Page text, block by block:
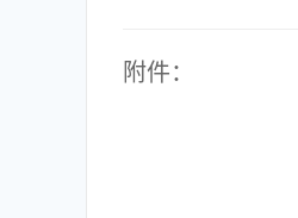
附件：